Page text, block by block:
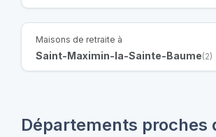
Maisons de retraite à
Saint-Maximin-la-Sainte-Baume(2)
Départements proches